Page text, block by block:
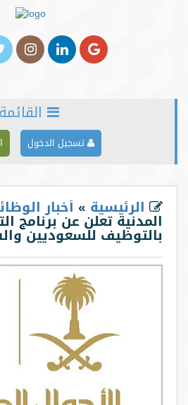
تسجيل الدخول
الرئيسية »أخبار
المدنية تعلن عن برنامج
بالتوظيف للسعوديين